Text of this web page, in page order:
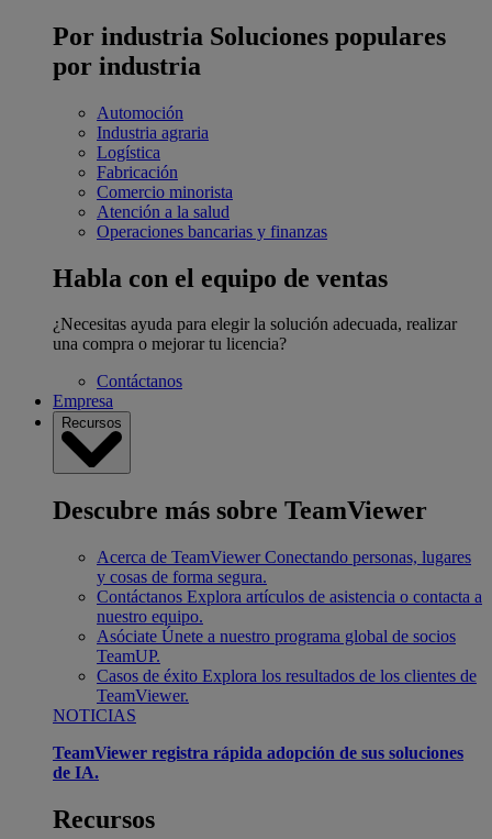
Por industria Soluciones populares
por industria
Automoción
Industria agraria
Logística
Fabricación
Comercio minorista
Atención a la salud
Operaciones bancarias y finanzas
Habla con el equipo de ventas
¿Necesitas ayuda para elegir la solución adecuada, realizar
una compra o mejorar tu licencia?
Contáctanos
Empresa
Recursos
Descubre más sobre TeamViewer
Acerca de TeamViewer Conectando personas, lugares
y cosas de forma segura.
Contáctanos Explora artículos de asistencia o contacta a
nuestro equipo.
Asóciate Únete a nuestro programa global de socios
TeamUP.
Casos de éxito Explora los resultados de los clientes de
TeamViewer.
NOTICIAS
TeamViewer registra rápida adopción de sus soluciones
de IA.
Recursos